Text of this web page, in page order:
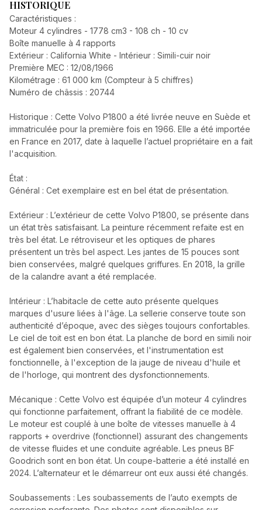
HISTORIQUE
Caractéristiques :
Moteur 4 cylindres - 1778 cm3 - 108 ch - 10 cv
Boîte manuelle à 4 rapports
Extérieur : California White - Intérieur : Simili-cuir noir
Première MEC : 12/08/1966
Kilométrage : 61 000 km (Compteur à 5 chiffres)
Numéro de châssis : 20744
Historique : Cette Volvo P1800 a été livrée neuve en Suède et
immatriculée pour la première fois en 1966. Elle a été importée
en France en 2017, date à laquelle l’actuel propriétaire en a fait
l'acquisition.
État :
Général : Cet exemplaire est en bel état de présentation.
Extérieur : L’extérieur de cette Volvo P1800, se présente dans
un état très satisfaisant. La peinture récemment refaite est en
très bel état. Le rétroviseur et les optiques de phares
présentent un très bel aspect. Les jantes de 15 pouces sont
bien conservées, malgré quelques griffures. En 2018, la grille
de la calandre avant a été remplacée.
Intérieur : L’habitacle de cette auto présente quelques
marques d'usure liées à l'âge. La sellerie conserve toute son
authenticité d’époque, avec des sièges toujours confortables.
Le ciel de toit est en bon état. La planche de bord en simili noir
est également bien conservées, et l'instrumentation est
fonctionnelle, à l'exception de la jauge de niveau d'huile et
de l'horloge, qui montrent des dysfonctionnements.
Mécanique : Cette Volvo est équipée d’un moteur 4 cylindres
qui fonctionne parfaitement, offrant la fiabilité de ce modèle.
Le moteur est couplé à une boîte de vitesses manuelle à 4
rapports + overdrive (fonctionnel) assurant des changements
de vitesse fluides et une conduite agréable. Les pneus BF
Goodrich sont en bon état. Un coupe-batterie a été installé en
2024. L’alternateur et le démarreur ont eux aussi été changés.
Soubassements : Les soubassements de l’auto exempts de